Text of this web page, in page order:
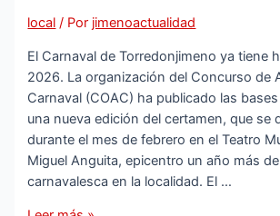
local / Por jimenoactualidad
El Carnaval de Torredonjimeno ya tiene
2026. La organización del Concurso de
Carnaval (COAC) ha publicado las
una nueva edición del certamen, que se
durante el mes de febrero en el Teatro
Miguel Anguita, epicentro un año más
carnavalesca en la localidad. El …